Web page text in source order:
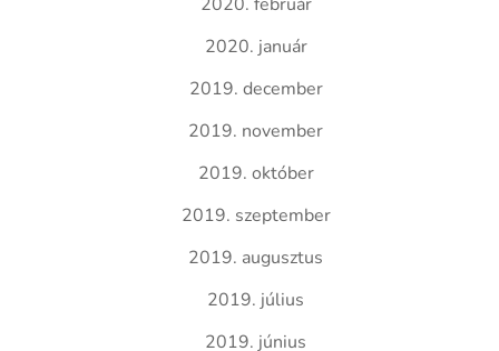
2020. január
2019. december
2019. november
2019. október
2019. szeptember
2019. augusztus
2019. július
2019. június